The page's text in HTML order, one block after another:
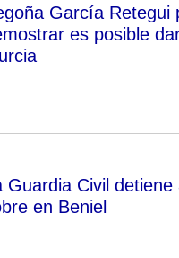
García Retegui
es posible
Guardia Civil
en Beniel